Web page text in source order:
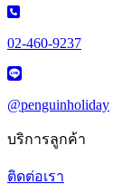
02-460-9237
@penguinholiday
บริการลูกค้า
ติดต่อเรา